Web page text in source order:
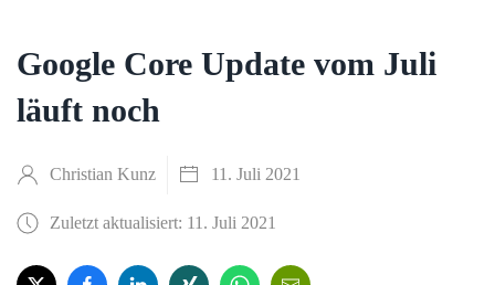
Google Core Update vom Juli
läuft noch
Christian Kunz 11. Juli 2021
Zuletzt aktualisiert: 11. Juli 2021